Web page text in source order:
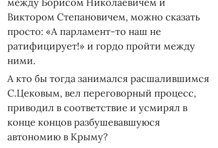
Виктором Степановичем, можно сказать
просто: «А парламент-то наш не
ратифицирует!» и гордо пройти между
ними.
А кто бы тогда занимался расшалившимся
С.Цековым, вел переговорный процесс,
приводил в соответствие и усмирял в
конце концов разбушевавшуюся
автономию в Крыму?